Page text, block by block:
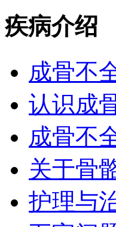
疾病介绍
成骨不
认识成
成骨不
关于骨
护理与